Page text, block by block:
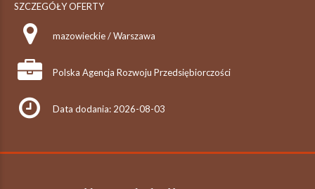
SZCZEGÓŁY OFERTY
mazowieckie / Warszawa
Polska Agencja Rozwoju Przedsiębiorczości
Data dodania: 2026-08-03